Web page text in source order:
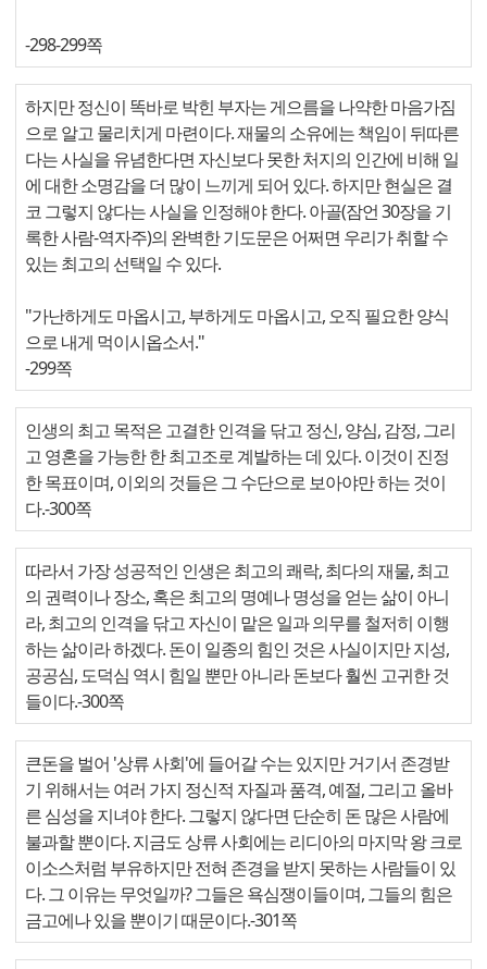
-298-299쪽
하지만 정신이 똑바로 박힌 부자는 게으름을 나약한 마음가짐
으로 알고 물리치게 마련이다. 재물의 소유에는 책임이 뒤따른
다는 사실을 유념한다면 자신보다 못한 처지의 인간에 비해 일
에 대한 소명감을 더 많이 느끼게 되어 있다. 하지만 현실은 결
코 그렇지 않다는 사실을 인정해야 한다. 아골(잠언 30장을 기
록한 사람-역자주)의 완벽한 기도문은 어쩌면 우리가 취할 수
있는 최고의 선택일 수 있다.
"가난하게도 마옵시고, 부하게도 마옵시고, 오직 필요한 양식
으로 내게 먹이시옵소서."
-299쪽
인생의 최고 목적은 고결한 인격을 닦고 정신, 양심, 감정, 그리
고 영혼을 가능한 한 최고조로 계발하는 데 있다. 이것이 진정
한 목표이며, 이외의 것들은 그 수단으로 보아야만 하는 것이
다.-300쪽
따라서 가장 성공적인 인생은 최고의 쾌락, 최다의 재물, 최고
의 권력이나 장소, 혹은 최고의 명예나 명성을 얻는 삶이 아니
라, 최고의 인격을 닦고 자신이 맡은 일과 의무를 철저히 이행
하는 삶이라 하겠다. 돈이 일종의 힘인 것은 사실이지만 지성,
공공심, 도덕심 역시 힘일 뿐만 아니라 돈보다 훨씬 고귀한 것
들이다.-300쪽
큰돈을 벌어 '상류 사회'에 들어갈 수는 있지만 거기서 존경받
기 위해서는 여러 가지 정신적 자질과 품격, 예절, 그리고 올바
른 심성을 지녀야 한다. 그렇지 않다면 단순히 돈 많은 사람에
불과할 뿐이다. 지금도 상류 사회에는 리디아의 마지막 왕 크로
이소스처럼 부유하지만 전혀 존경을 받지 못하는 사람들이 있
다. 그 이유는 무엇일까? 그들은 욕심쟁이들이며, 그들의 힘은
금고에나 있을 뿐이기 때문이다.-301쪽